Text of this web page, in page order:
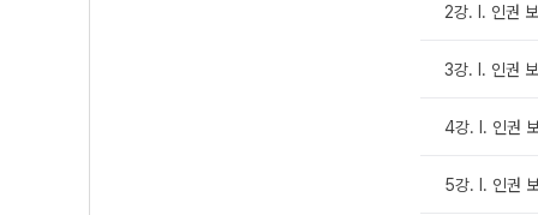
2강. Ⅰ. 인권
3강. Ⅰ. 인권
4강. Ⅰ. 인권
5강. Ⅰ. 인권